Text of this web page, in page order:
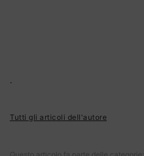
.
Tutti gli articoli dell'autore